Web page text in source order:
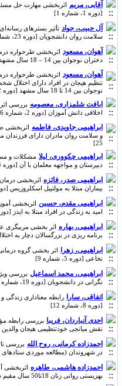
آقایی، مریم اثربخشی مهارت حل مسئله
[دوره 1، شماره 1]
آل حبیب، جواد تأثیر بسترهای رسانه‌ای
سلامت روان دانشجویان [دوره 23، شماره 27]
آهوان، مسعود اثربخشی طرحواره
دختران نوجوان بین 14 – 18 سال مشهد [دوره 2، شماره 6]
آهوان، مسعود اثربخشی طرحواره
تنظیم هیجان در افراد دارای اختلال
نوجوان بین 14 تا 18 سال مشهد [دوره 2، شماره 6]
ابافت شلمزاری، معصومه بررسی
اخلاقی دانش آموزان [دوره 2، شماره 6]
ابراهیمی جاویدی، فاطمه اثربخشی
25]
ابراهیمی چکووری، لیلا مشکلات و
دبیرستان و مواجهه معلمان با آن [دوره 14، شماره 18]
ابراهیمی صدر، فائزه اثربخشی درمان
بیماران مبتلا به مولتیپل اسکلروزیس [دوره 13، شماره
ابراهیمی مقدم، حسین اثربخشی
امید به زندگی در افراد مبتلا به ایدز [دوره 1، شماره 1]
ابراهیمی، بهاره اثر بخشی مربیگری
برنامه ریزی در بزرگسالان دچار به اختلال بیش
ابراهیمی، زهرا اثر بخشی گروه درمانی
نخاعی [دوره 5، شماره 9]
ابراهیمی، محمد اسماعیل بررسی
نگرانی در دانشجویان [دوره 19، شماره 23]
اتفاقی، سارا رابطه معناداری زندگی و
[دوره 8، شماره 12]
احدی آنباردان، فریبا بررسی رابطه
نقش میانجی خودتنظیمی هیجان والدین [دوره 23،
احمدزاده کرمانی، روح الله بررسی
در شهروندان (مطالعه موردی ستادهای بحران
احمدزاده هاشمی، طاهره اثربخشی
بهزیستی روانی زنان 18تا50 سال مقیم در کمپ ماده 16 مشهد [دوره 3، شماره 7]